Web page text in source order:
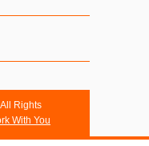
Rights
With You